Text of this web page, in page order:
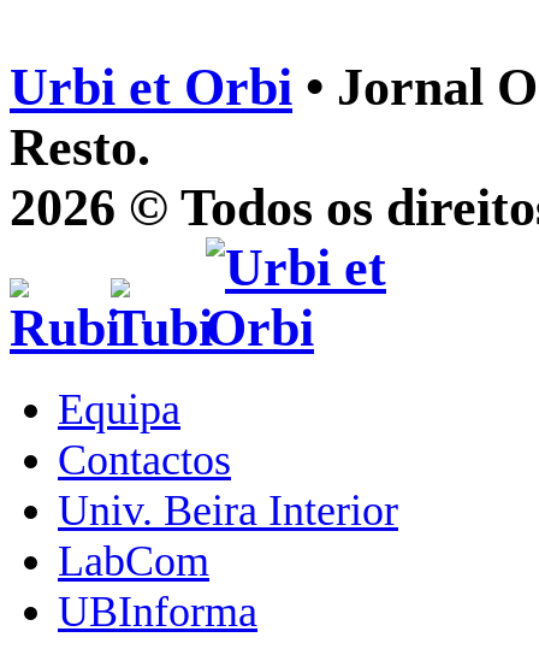
Urbi et Orbi • Jornal
Resto.
2026 © Todos os
Equipa
Contactos
Univ. Beira Interior
LabCom
UBInforma